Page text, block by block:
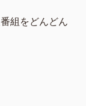
組をどんどん